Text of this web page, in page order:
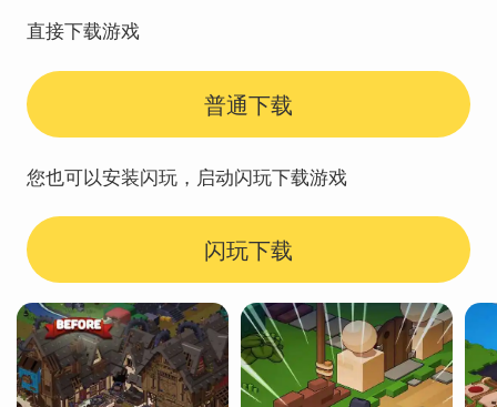
直接下载游戏
普通下载
您也可以安装闪玩，启动闪玩下载游戏
闪玩下载